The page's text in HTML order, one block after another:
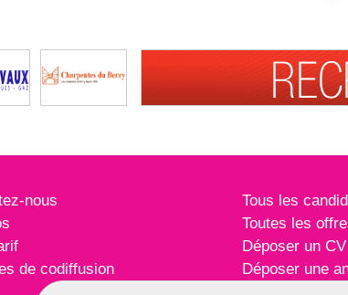
nous
de codiffusion
Tous les
Toutes les
Déposer un CV
Déposer une